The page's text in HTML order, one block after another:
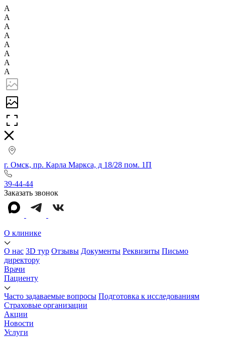
А
А
А
А
А
А
А
А
г. Омск, пр. Карла Маркса, д 18/28 пом. 1П
39-44-44
Заказать звонок
О клинике
О нас 3D тур Отзывы Документы Реквизиты Письмо
директору
Врачи
Пациенту
Часто задаваемые вопросы Подготовка к исследованиям
Страховые организации
Акции
Новости
Услуги